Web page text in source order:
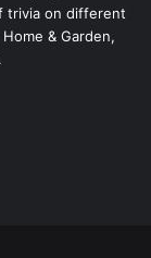
trivia on different
& Garden,